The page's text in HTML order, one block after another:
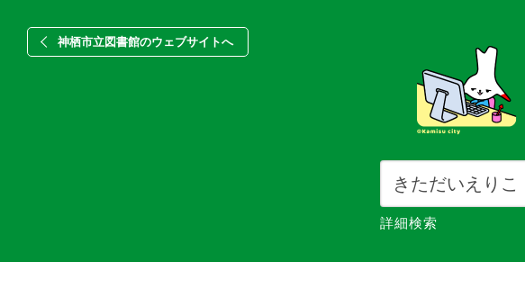
神栖市立図書館のウェブサイトへ
詳細検索